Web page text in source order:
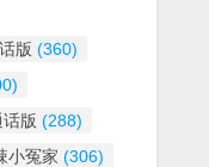
版 (360)
版 (288)
小冤家 (306)